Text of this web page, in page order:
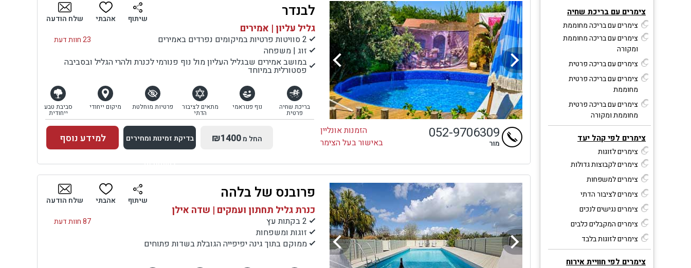
צימרים עם בריכת שחיה
צימרים עם בריכה מחוממת
צימרים עם בריכה מחוממת
ומקורה
צימרים עם בריכה פרטית
צימרים עם בריכה פרטית
מחוממת
צימרים עם בריכה פרטית
מחוממת ומקורה
צימרים לפי קהל יעד
צימרים לזוגות
צימרים לקבוצות גדולות
צימרים למשפחות
צימרים לציבור הדתי
צימרים נגישים לנכים
צימרים המקבלים כלבים
צימרים לזוגות בלבד
צימרים לפי חוויית אירוח
בדיקת זמינות ומחירים לבנדר
גליל עליון | אמירים
23 חוות דעת
2 סוויטות פרטיות במיקומים נפרדים באמירים
זוג | משפחה
במושב אמירים שבגליל העליון מול נוף פנורמי לכנרת ולהרי הגליל ובסביבה
פסטורלית במיוחד
שיתוף אהבתי שלח הודעה
בריכת שחיה
פרטית
נוף פנוראמי מתאים לציבור
הדתי
פרטיות מוחלטת מיקום ייחודי סביבת טבע
ייחודית
הזמנות אונליין
באישור בעל הצימר
052-9706309
מור החל מ₪1400 בדיקת זמינות ומחירים
למתחם זה
בדיקת זמינות ומחירים
למידע נוסף
פרובנס של בלהה
כנרת גליל תחתון ועמקים | שדה אילן
87 חוות דעת
2 בקתות עץ
זוגות ומשפחות
ממוקם בתוך גינה יפיפייה הגובלת בשדות פתוחים
שיתוף אהבתי שלח הודעה